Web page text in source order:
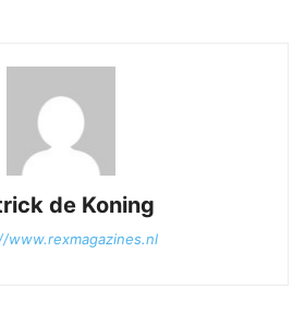
de Koning
www.rexmagazines.nl